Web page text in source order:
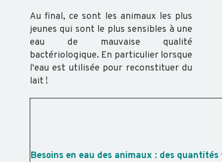
Au final, ce sont les animaux les plus
jeunes qui sont le plus sensibles à une
eau de mauvaise qualité
bactériologique. En particulier lorsque
l'eau est utilisée pour reconstituer du
lait !
Besoins en eau des animaux : des